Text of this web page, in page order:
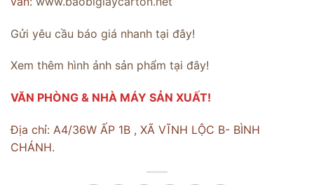
Gửi yêu cầu báo giá nhanh tại đây!
Xem thêm hình ảnh sản phẩm tại đây!
VĂN PHÒNG & NHÀ MÁY SẢN XUẤT!
Địa chỉ: A4/36W ẤP 1B , XÃ VĨNH LỘC B- BÌNH
CHÁNH.